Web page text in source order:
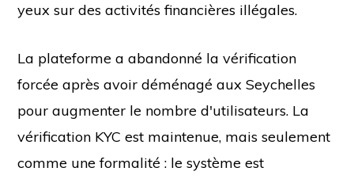
yeux sur des activités financières illégales.
La plateforme a abandonné la vérification
forcée après avoir déménagé aux Seychelles
pour augmenter le nombre d'utilisateurs. La
vérification KYC est maintenue, mais seulement
comme une formalité : le système est